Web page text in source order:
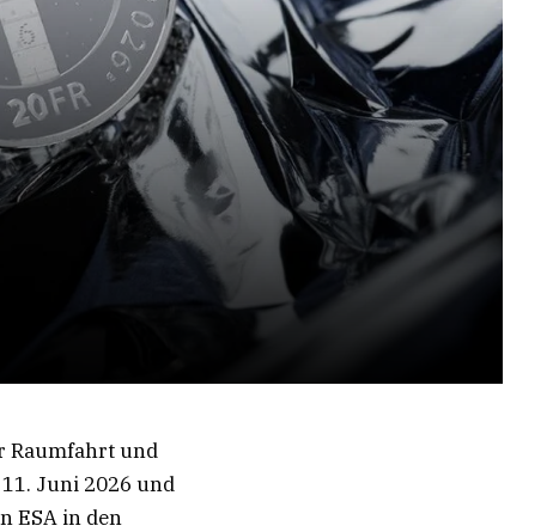
Raumfahrt und
Juni 2026 und
ESA in den